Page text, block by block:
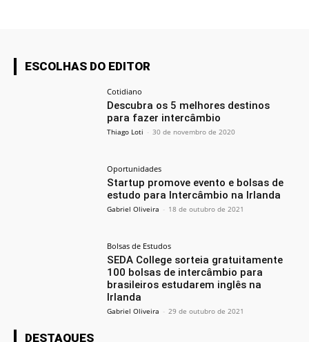
ESCOLHAS DO EDITOR
Cotidiano
Descubra os 5 melhores destinos
para fazer intercâmbio
Thiago Loti - 30 de novembro de 2020
Oportunidades
Startup promove evento e bolsas de
estudo para Intercâmbio na Irlanda
Gabriel Oliveira - 18 de outubro de 2021
Bolsas de Estudos
SEDA College sorteia gratuitamente
100 bolsas de intercâmbio para
brasileiros estudarem inglês na
Irlanda
Gabriel Oliveira - 29 de outubro de 2021
DESTAQUES